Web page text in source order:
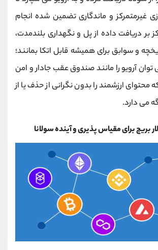
غیرمتمرکز و ماندگاری تضمین ‌شده انجام
بر دریافت داده از پل و نگهداری بلندمدت،
و سوابق برای همیشه قابل اتکا بمانند؛
آرویو را مانند صندوق عقب جادار و امن
محتوای ارزشمند را بدون نگرانی از حذف یا از
می ‌دارد.
بریج برای مقیاس ‌پذیری و آینده سولانا